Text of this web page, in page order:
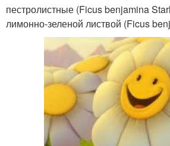
пестролистные (Ficus benjamina
лимонно-зеленой листвой (Ficus